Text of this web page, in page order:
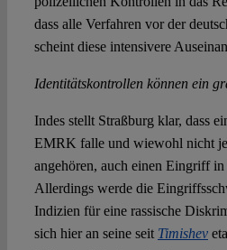
dass alle Verfahren vor der
scheint diese intensivere
Identitätskontrollen können ein
Indes stellt Straßburg klar, dass
EMRK falle und wiewohl nicht
angehören, auch einen Eingriff
Allerdings werde die
Indizien für eine rassische
sich hier an seine seit Timishev